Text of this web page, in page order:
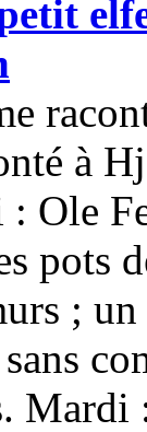
à
Ole
pots
;
Mardi